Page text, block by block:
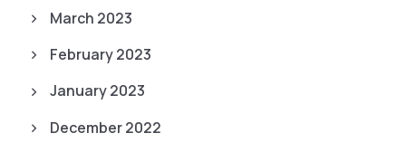
March 2023
February 2023
January 2023
December 2022